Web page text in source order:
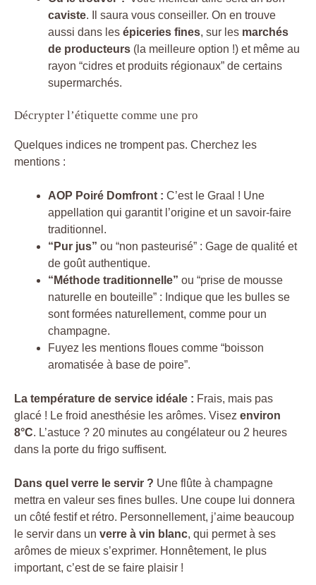
caviste. Il saura vous conseiller. On en trouve
aussi dans les épiceries fines, sur les marchés
de producteurs (la meilleure option !) et même au
rayon “cidres et produits régionaux” de certains
supermarchés.
Décrypter l’étiquette comme une pro
Quelques indices ne trompent pas. Cherchez les
mentions :
AOP Poiré Domfront : C’est le Graal ! Une
appellation qui garantit l’origine et un savoir-faire
traditionnel.
“Pur jus” ou “non pasteurisé” : Gage de qualité et
de goût authentique.
“Méthode traditionnelle” ou “prise de mousse
naturelle en bouteille” : Indique que les bulles se
sont formées naturellement, comme pour un
champagne.
Fuyez les mentions floues comme “boisson
aromatisée à base de poire”.
La température de service idéale : Frais, mais pas
glacé ! Le froid anesthésie les arômes. Visez environ
8°C. L’astuce ? 20 minutes au congélateur ou 2 heures
dans la porte du frigo suffisent.
Dans quel verre le servir ? Une flûte à champagne
mettra en valeur ses fines bulles. Une coupe lui donnera
un côté festif et rétro. Personnellement, j’aime beaucoup
le servir dans un verre à vin blanc, qui permet à ses
arômes de mieux s’exprimer. Honnêtement, le plus
important, c’est de se faire plaisir !